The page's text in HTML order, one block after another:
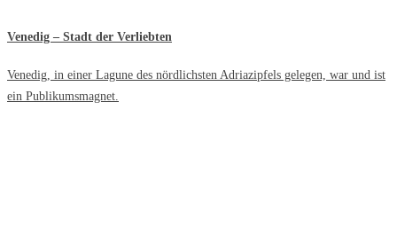
Venedig – Stadt der Verliebten
Venedig, in einer Lagune des nördlichsten Adriazipfels gelegen, war und ist
ein Publikumsmagnet.